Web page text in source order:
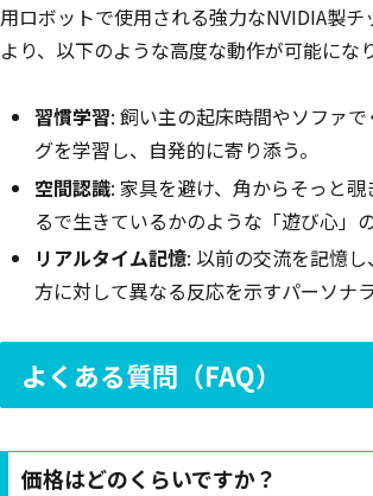
用ロボットで使用される強力なNVIDIA製チ
より、以下のような高度な動作が可能になり
習慣学習: 飼い主の起床時間やソファ
グを学習し、自発的に寄り添う。
空間認識: 家具を避け、角からそっと
るで生きているかのような「遊び心」
リアルタイム記憶: 以前の交流を記憶
方に対して異なる反応を示すパーソナラ
よくある質問（FAQ）
価格はどのくらいですか？